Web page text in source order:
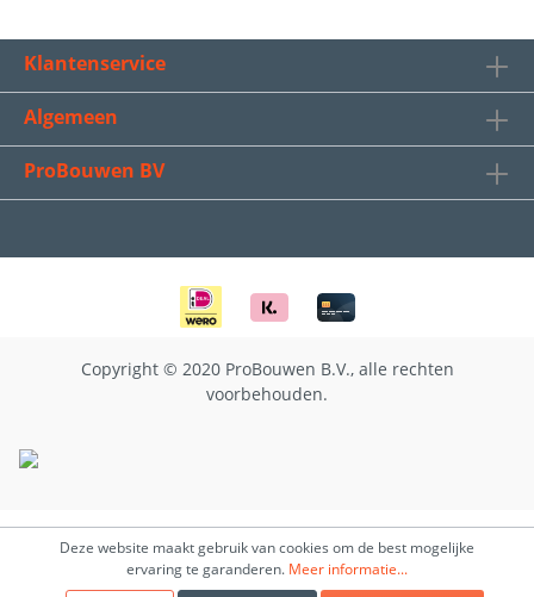
Klantenservice
Algemeen
ProBouwen BV
Copyright © 2020 ProBouwen B.V., alle rechten
voorbehouden.
Deze website maakt gebruik van cookies om de best mogelijke
ervaring te garanderen. Meer informatie...